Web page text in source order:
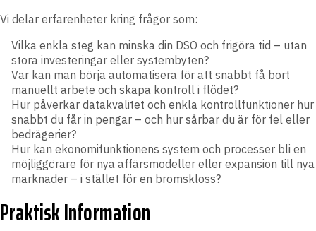
Vi delar erfarenheter kring frågor som:
Vilka enkla steg kan minska din DSO och frigöra tid – utan
stora investeringar eller systembyten?
Var kan man börja automatisera för att snabbt få bort
manuellt arbete och skapa kontroll i flödet?
Hur påverkar datakvalitet och enkla kontrollfunktioner hur
snabbt du får in pengar – och hur sårbar du är för fel eller
bedrägerier?
Hur kan ekonomifunktionens system och processer bli en
möjliggörare för nya affärsmodeller eller expansion till nya
marknader – i stället för en bromskloss?
Praktisk Information